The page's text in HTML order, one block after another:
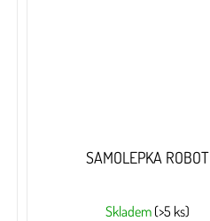
SAMOLEPKA ROBOT
Skladem (>5 ks)